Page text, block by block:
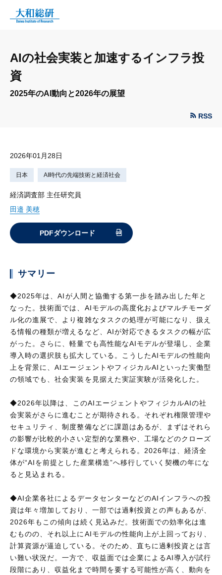
AIの社会実装と加速するインフラ投
資
2025年のAI動向と2026年の展望
RSS
2026年01月28日
日本 AI時代の先端技術と経済社会
経済調査部 主任研究員
田邉 美穂
PDFダウンロード
サマリー
◆2025年は、AIが人間と協働する第一歩を踏み出した年と
なった。技術面では、AIモデルの高度化およびマルチモーダ
ル化の進展で、より複雑なタスクの処理が可能になり、扱え
る情報の種類が増えるなど、AIが対応できるタスクの幅が広
がった。さらに、軽量でも高性能なAIモデルが登場し、企業
導入時の選択肢も拡大している。こうしたAIモデルの性能向
上を背景に、AIエージェントやフィジカルAIといった実働型
の領域でも、社会実装を見据えた実証実験が活発化した。
◆2026年以降は、このAIエージェントやフィジカルAIの社
会実装がさらに進むことが期待される。それぞれ権限管理や
セキュリティ、制度整備などに課題はあるが、まずはそれら
の影響が比較的小さい定型的な業務や、工場などのクローズ
ドな環境から実装が進むと考えられる。2026年は、経済全
体が“AIを前提とした産業構造”へ移行していく契機の年にな
ると見込まれる。
◆AI企業各社によるデータセンターなどのAIインフラへの投
資は年々増加しており、一部では過剰投資との声もあるが、
2026年もこの傾向は続く見込みだ。技術面での効率化は進
むものの、それ以上にAIモデルの性能向上が上回っており、
計算資源が逼迫している。そのため、直ちに過剰投資とは言
い難い状況だ。一方で、収益面では企業によるAI導入が試行
段階にあり、収益化まで時間を要する可能性が高く、動向を